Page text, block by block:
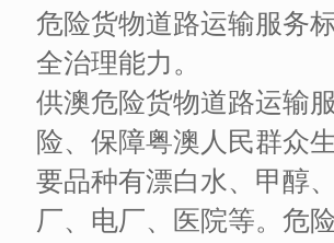
危险货物道路运输服务
全治理能力。
供澳危险货物道路运输
险、保障粤澳人民群众
要品种有漂白水、甲醇
厂、电厂、医院等。危